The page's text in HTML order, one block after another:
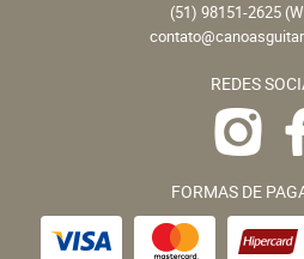
(51) 98151-2625
REDES
FORMAS DE